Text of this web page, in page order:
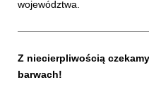
województwa.
Z niecierpliwością
barwach!